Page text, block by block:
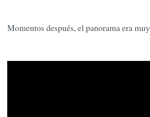
Momentos después, el panorama era